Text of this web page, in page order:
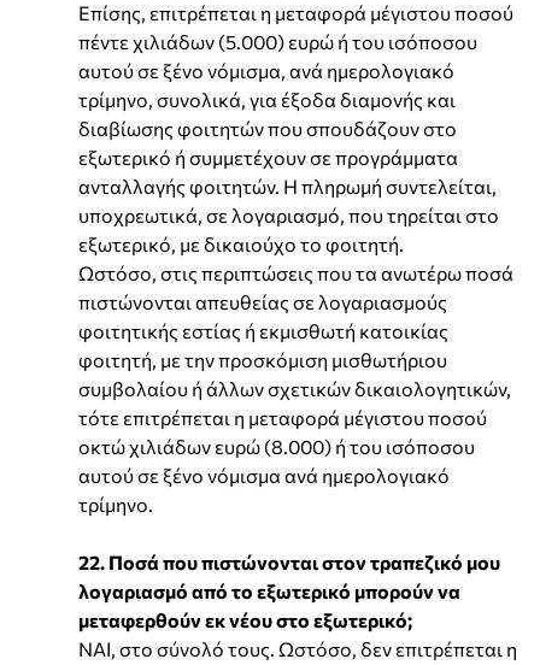
Επίσης, επιτρέπεται η μεταφορά μέγιστου ποσού
πέντε χιλιάδων (5.000) ευρώ ή του ισόποσου
αυτού σε ξένο νόμισμα, ανά ημερολογιακό
τρίμηνο, συνολικά, για έξοδα διαμονής και
διαβίωσης φοιτητών που σπουδάζουν στο
εξωτερικό ή συμμετέχουν σε προγράμματα
ανταλλαγής φοιτητών. Η πληρωμή συντελείται,
υποχρεωτικά, σε λογαριασμό, που τηρείται στο
εξωτερικό, με δικαιούχο το φοιτητή.
Ωστόσο, στις περιπτώσεις που τα ανωτέρω ποσά
πιστώνονται απευθείας σε λογαριασμούς
φοιτητικής εστίας ή εκμισθωτή κατοικίας
φοιτητή, με την προσκόμιση μισθωτήριου
συμβολαίου ή άλλων σχετικών δικαιολογητικών,
τότε επιτρέπεται η μεταφορά μέγιστου ποσού
οκτώ χιλιάδων ευρώ (8.000) ή του ισόποσου
αυτού σε ξένο νόμισμα ανά ημερολογιακό
τρίμηνο.
22. Ποσά που πιστώνονται στον τραπεζικό μου
λογαριασμό από το εξωτερικό μπορούν να
μεταφερθούν εκ νέου στο εξωτερικό;
ΝΑΙ, στο σύνολό τους. Ωστόσο, δεν επιτρέπεται η